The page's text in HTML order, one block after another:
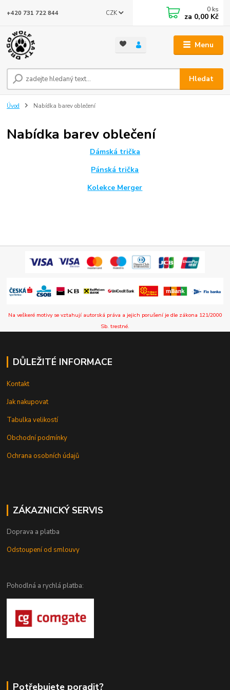
Menu
CZK
Hledat
+420 731 722 844 0 ks
za 0,00 Kč
Úvod Nabídka barev oblečení
Nabídka barev oblečení
Dámská trička
Pánská trička
Kolekce Merger
Na veškeré motivy se vztahují autorská práva a jejich porušení je dle zákona 121/2000
Sb. trestné.
DŮLEŽITÉ INFORMACE
Kontakt
Jak nakupovat
Tabulka velikostí
Obchodní podmínky
Ochrana osobních údajů
ZÁKAZNICKÝ SERVIS
Doprava a platba
Odstoupení od smlouvy
Pohodlná a rychlá platba:
Potřebujete poradit?